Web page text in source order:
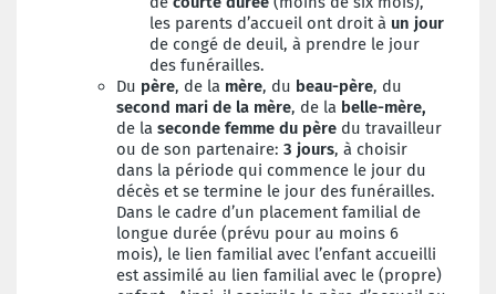
les parents d’accueil ont droit à un jour
de congé de deuil, à prendre le jour
des funérailles.
Du père, de la mère, du beau-père, du
second mari de la mère, de la belle-mère,
de la seconde femme du père du travailleur
ou de son partenaire: 3 jours, à choisir
dans la période qui commence le jour du
décès et se termine le jour des funérailles.
Dans le cadre d’un placement familial de
longue durée (prévu pour au moins 6
mois), le lien familial avec l’enfant accueilli
est assimilé au lien familial avec le (propre)